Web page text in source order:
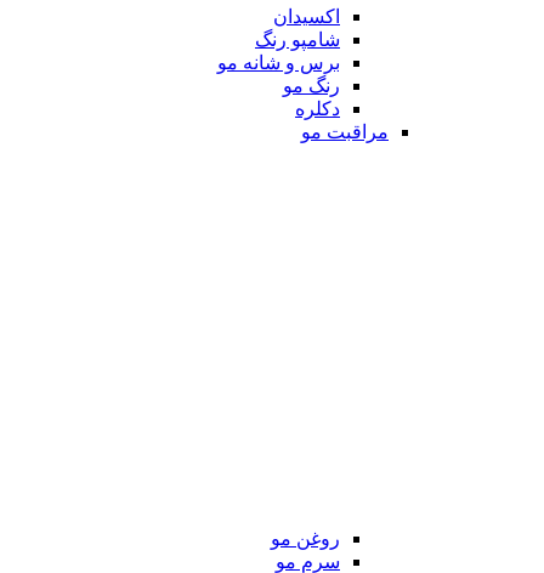
اکسیدان
شامپو رنگ
برس و شانه مو
رنگ مو
دکلره
مراقبت مو
روغن مو
سرم مو